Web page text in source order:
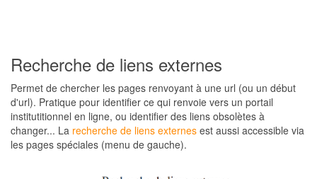
Recherche de liens externes
Permet de chercher les pages renvoyant à une url (ou un début
d'url). Pratique pour identifier ce qui renvoie vers un portail
institutitionnel en ligne, ou identifier des liens obsolètes à
changer... La recherche de liens externes est aussi accessible via
les pages spéciales (menu de gauche).